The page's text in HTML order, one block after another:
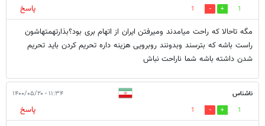
1
1
پاسخ
مگه تاحالا که راحت میامدند ومیرفتن ایران از اتهام بری بود؟بذارتهمتهاشون
راست باشه که بترسند وبدونند روبرویی هزینه داره تحریم کردن باید تحریم
شدن داشته باشه شما ناراحت نباش
ناشناس ۱۱:۳۴ - ۱۴۰۰/۰۵/۲۰
1
1
پاسخ